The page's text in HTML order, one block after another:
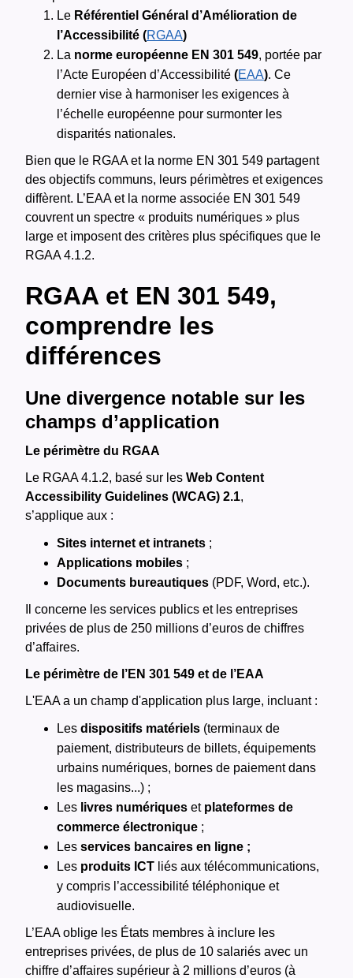
Le Référentiel Général d’Amélioration de
l’Accessibilité (RGAA)
La norme européenne EN 301 549, portée par
l’Acte Européen d’Accessibilité (EAA). Ce
dernier vise à harmoniser les exigences à
l’échelle européenne pour surmonter les
disparités nationales.
Bien que le RGAA et la norme EN 301 549 partagent
des objectifs communs, leurs périmètres et exigences
diffèrent. L’EAA et la norme associée EN 301 549
couvrent un spectre « produits numériques » plus
large et imposent des critères plus spécifiques que le
RGAA 4.1.2.
RGAA et EN 301 549,
comprendre les
différences
Une divergence notable sur les
champs d’application
Le périmètre du RGAA
Le RGAA 4.1.2, basé sur les Web Content
Accessibility Guidelines (WCAG) 2.1,
s’applique aux :
Sites internet et intranets ;
Applications mobiles ;
Documents bureautiques (PDF, Word, etc.).
Il concerne les services publics et les entreprises
privées de plus de 250 millions d’euros de chiffres
d’affaires.
Le périmètre de l’EN 301 549 et de l’EAA
L'EAA a un champ d'application plus large, incluant :
Les dispositifs matériels (terminaux de
paiement, distributeurs de billets, équipements
urbains numériques, bornes de paiement dans
les magasins...) ;
Les livres numériques et plateformes de
commerce électronique ;
Les services bancaires en ligne ;
Les produits ICT liés aux télécommunications,
y compris l’accessibilité téléphonique et
audiovisuelle​​​.
L’EAA oblige les États membres à inclure les
entreprises privées, de plus de 10 salariés avec un
chiffre d’affaires supérieur à 2 millions d’euros (à